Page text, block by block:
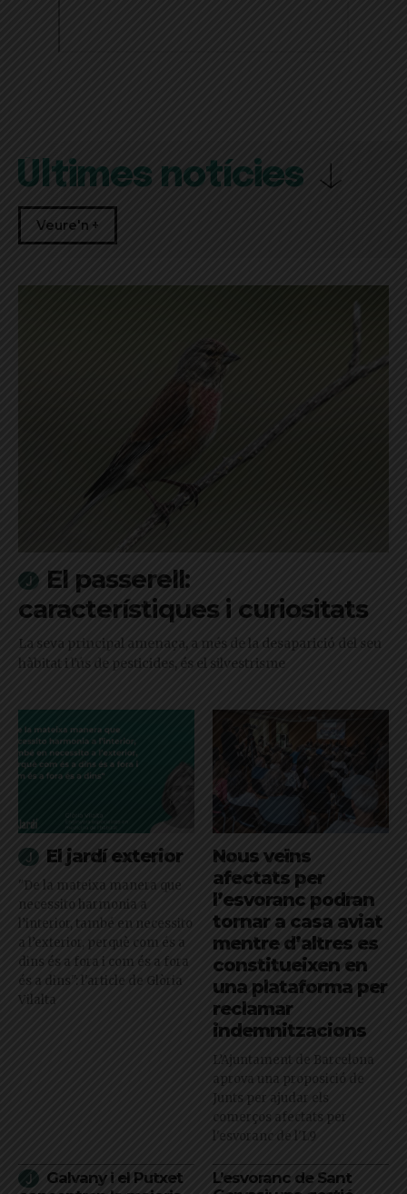
Últimes notícies
Veure'n +
El passerell:
característiques i curiositats
La seva principal amenaça, a més de la desaparició del seu
hàbitat i l'ús de pesticides, és el silvestrisme
El jardí exterior
"De la mateixa manera que
necessito harmonia a
l’interior, també en necessito
a l’exterior, perquè com és a
dins és a fora i com és a fora
és a dins": l'article de Glòria
Vilalta
Nous veïns
afectats per
l’esvoranc podran
tornar a casa aviat
mentre d’altres es
constitueixen en
una plataforma per
reclamar
indemnitzacions
L’Ajuntament de Barcelona
aprova una proposició de
Junts per ajudar els
comerços afectats per
l'esvoranc de l'L9
Galvany i el Putxet
L’esvoranc de Sant